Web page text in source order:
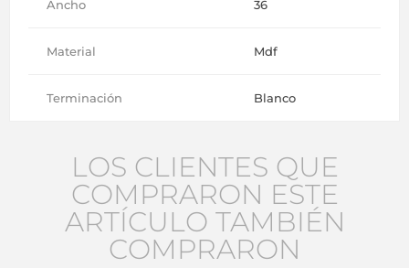
Ancho 36
Material Mdf
Terminación Blanco
LOS CLIENTES QUE
COMPRARON ESTE
ARTÍCULO TAMBIÉN
COMPRARON